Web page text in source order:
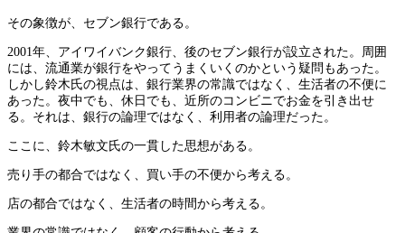
その象徴が、セブン銀行である。
2001年、アイワイバンク銀行、後のセブン銀行が設立された。周囲
には、流通業が銀行をやってうまくいくのかという疑問もあった。
しかし鈴木氏の視点は、銀行業界の常識ではなく、生活者の不便に
あった。夜中でも、休日でも、近所のコンビニでお金を引き出せ
る。それは、銀行の論理ではなく、利用者の論理だった。
ここに、鈴木敏文氏の一貫した思想がある。
売り手の都合ではなく、買い手の不便から考える。
店の都合ではなく、生活者の時間から考える。